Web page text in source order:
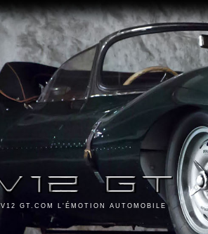
V12 GT.COM L'ÉMOTION AUTOMOBILE